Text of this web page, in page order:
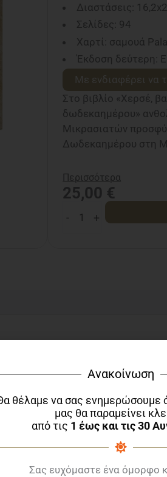
Διαστάσεις:
Σελίδες: 94
Χαρτί: σαμουά
Έκδοση δεύτερη:
Με ενδιαφέρει να
Στο βιβλίο «Χερσέ,
δωδεκαημέρου»
Μικρασιατών
Δωδεκαημέρου στη
Περισσότερα
25,00 €
-βασιλόπιτες
+
Προφορικής Παράδοσης
από ρύζι και φέρει
με προβιομηχανικές
επεξεργασία στην Ελλάδα.
Ανακοίνωση
θέλαμε να σας ενημερώσουμε
μας θα παραμείνει
από τις 1 έως και τις 30
Σας ευχόμαστε ένα όμορφο